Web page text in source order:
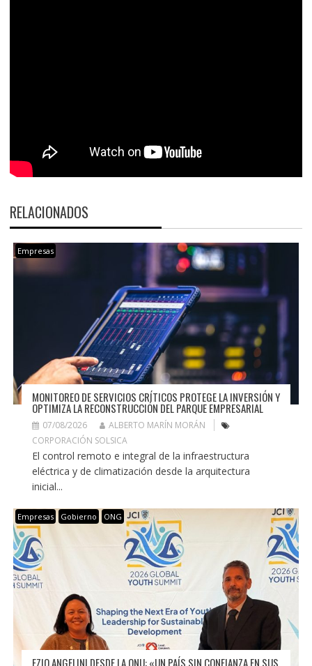
RELACIONADOS
Empresas
MONITOREO DE SERVICIOS CRÍTICOS PROTEGE LA INVERSIÓN Y
OPTIMIZA LA RECONSTRUCCIÓN DEL PARQUE EMPRESARIAL
07/08/2026
ALBERTO MARÍN MORÁN
CORPORACIÓN SOLSICA
El control remoto e integral de la infraestructura
eléctrica y de climatización desde la arquitectura
inicial...
Empresas Gobierno ONG
EZIO ANGELINI DESDE LA ONU: «UN PAÍS SIN CONFIANZA EN SUS